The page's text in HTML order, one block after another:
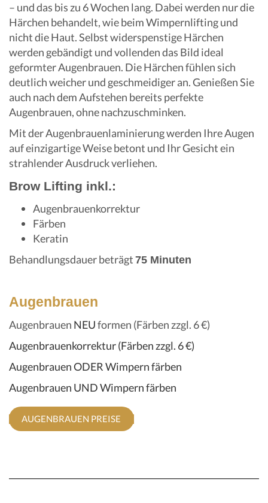
– und das bis zu 6 Wochen lang. Dabei werden nur die
Härchen behandelt, wie beim Wimpernlifting und
nicht die Haut. Selbst widerspenstige Härchen
werden gebändigt und vollenden das Bild ideal
geformter Augenbrauen. Die Härchen fühlen sich
deutlich weicher und geschmeidiger an. Genießen Sie
auch nach dem Aufstehen bereits perfekte
Augenbrauen, ohne nachzuschminken.
Mit der Augenbrauenlaminierung werden Ihre Augen
auf einzigartige Weise betont und Ihr Gesicht ein
strahlender Ausdruck verliehen.
Brow Lifting inkl.:
Augenbrauenkorrektur
Färben
Keratin
Behandlungsdauer beträgt 75 Minuten
Augenbrauen
Augenbrauen NEUformen (Färben zzgl. 6 €)
Augenbrauenkorrektur (Färben zzgl. 6 €)
Augenbrauen ODER Wimpern färben
Augenbrauen UND Wimpern färben
AUGENBRAUEN PREISE